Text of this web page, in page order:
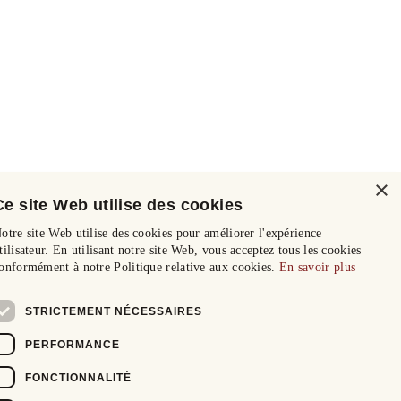
×
site Web utilise des cookies
site Web utilise des cookies pour améliorer l'expérience
En utilisant notre site Web, vous acceptez tous les cookies
à notre Politique relative aux cookies. En savoir plus
STRICTEMENT NÉCESSAIRES
PERFORMANCE
FONCTIONNALITÉ